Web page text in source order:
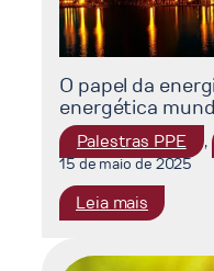
O papel da
energética
Palestras PPE ,
15 de maio de 2025
Leia mais
O
papel